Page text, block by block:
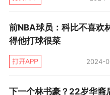
前NBA球员：科比不喜欢
得他打球很菜
2024-
下一个林书豪？22岁华裔